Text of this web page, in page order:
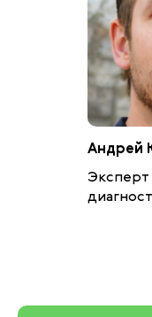
Андрей
Эксперт